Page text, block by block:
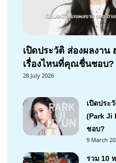
เปิดประวัติ ส่องผลงาน
เรื่องไหนที่คุณชื่นชอบ?
28 July 2026
เปิดประ
(Park Ji
ชอบ?
9 March
รวม 10